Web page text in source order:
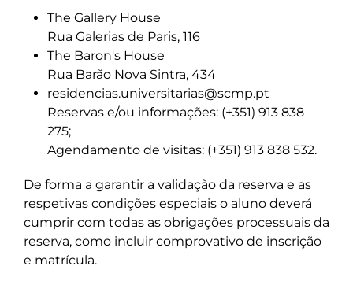
The Gallery House
Rua Galerias de Paris, 116
The Baron's House
Rua Barão Nova Sintra, 434
residencias.universitarias@scmp.pt
Reservas e/ou informações: (+351) 913 838
275;
Agendamento de visitas: (+351) 913 838 532.
De forma a garantir a validação da reserva e as
respetivas condições especiais o aluno deverá
cumprir com todas as obrigações processuais da
reserva, como incluir comprovativo de inscrição
e matrícula.